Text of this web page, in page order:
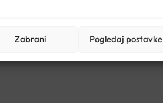
Zabrani Pogledaj postavke